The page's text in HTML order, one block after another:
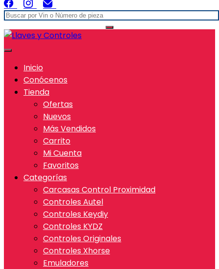
Inicio
Conócenos
Tienda
Ofertas
Nuevos
Más Vendidos
Carrito
Mi Cuenta
Favoritos
Categorías
Carcasas Control Proximidad
Controles Autel
Controles Keydiy
Controles KYDZ
Controles Originales
Controles Xhorse
Emuladores